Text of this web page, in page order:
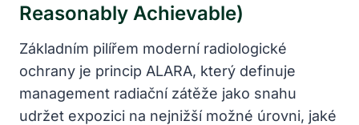
Reasonably Achievable)
Základním pilířem moderní radiologické
ochrany je princip ALARA, který definuje
management radiační zátěže jako snahu
udržet expozici na nejnižší možné úrovni, jaké